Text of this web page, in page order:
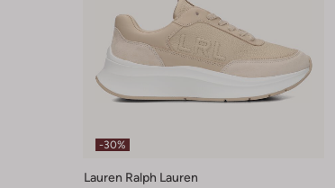
-30%
Lauren Ralph Lauren